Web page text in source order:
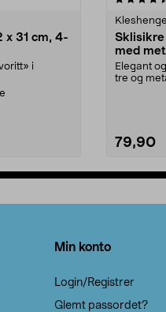
x 31 cm, 4-
i
med
Elegant
tre og
79,90
Min konto
Login/Registrer
Glemt passordet?